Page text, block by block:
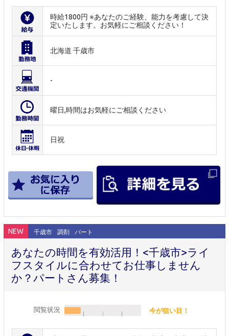
時給1800円 ※あなたのご経験、能力を考慮して決
定いたします。お気軽にご相談ください！
北海道 千歳市
-
曜日,時間はお気軽にご相談ください
日祝
NEW 千歳市 調剤 パート
あなたの時間を有効活用！<千歳市>ライ
フスタイルに合わせてお仕事しません
か？パートさん募集！
閲覧状況 今が狙い目！